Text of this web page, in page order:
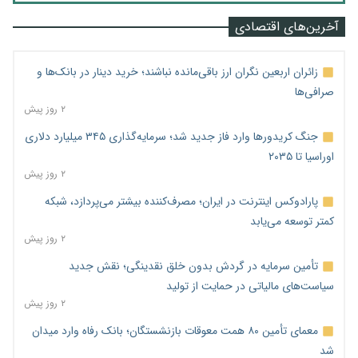
آخرین‌های اقتصادی
زائران اربعین نگران ارز باقی‌مانده نباشند؛ خرید دینار در بانک‌ها و
صرافی‌ها
۲ روز پیش
جنگ کریدورها وارد فاز جدید شد؛ سرمایه‌گذاری ۳۴۵ میلیارد دلاری
اوراسیا تا ۲۰۳۵
۲ روز پیش
پارادوکس اینترنت در ایران؛ مصرف‌کننده بیشتر می‌پردازد، شبکه
کمتر توسعه می‌یابد
۲ روز پیش
تأمین سرمایه در گردش بدون خلق نقدینگی؛ نقش جدید
سیاست‌های مالیاتی در حمایت از تولید
۲ روز پیش
معمای تأمین ۸۰ همت معوقات بازنشستگان؛ بانک رفاه وارد میدان
شد